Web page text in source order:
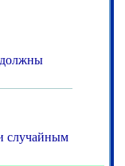
должны
случайным